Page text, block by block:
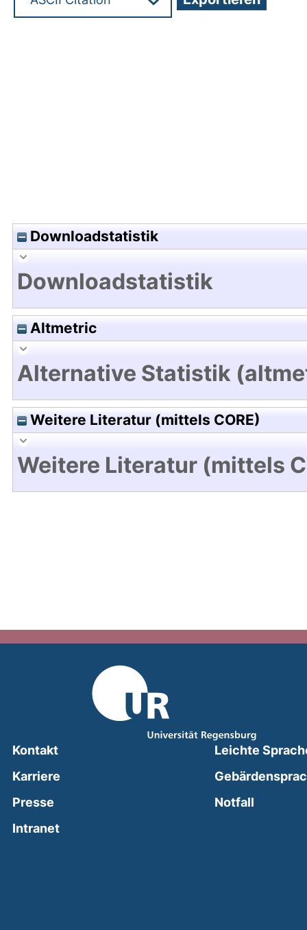
Downloadstatistik
Downloadstatistik
Altmetric
Alternative Statistik
Weitere Literatur (mittels CORE)
Weitere Literatur (mittels
Kontakt
Karriere
Presse
Intranet(external link, opens in a new window)
Leichte
Notfall